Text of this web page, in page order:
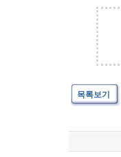
목록보기